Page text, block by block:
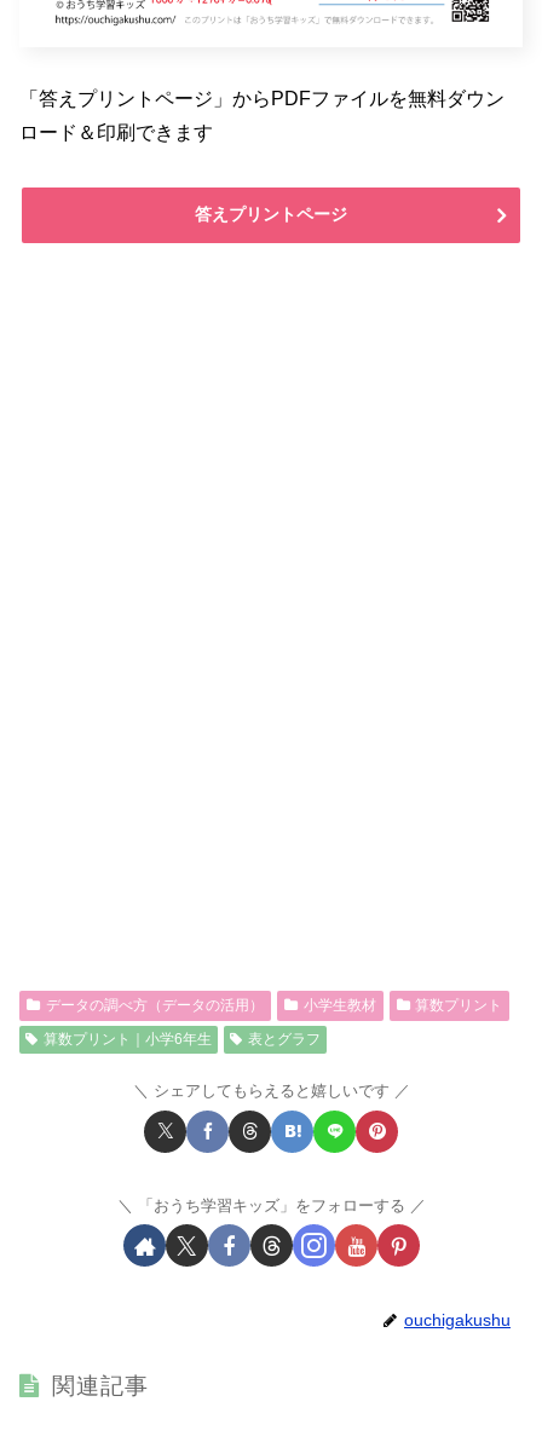
「答えプリントページ」からPDFファイルを無料ダウン
ロード＆印刷できます
答えプリントページ
データの調べ方（データの活用） 小学生教材
算数プリント
算数プリント｜小学6年生
表とグラフ
シェアしてもらえると嬉しいです
「おうち学習キッズ」をフォローする
ouchigakushu
関連記事